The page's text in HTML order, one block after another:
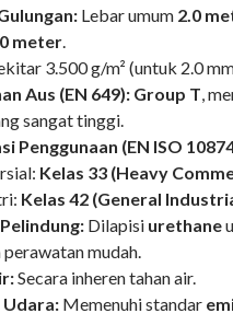
Lebar umum 2.0
meter.
3.500 g/m² (untuk 2.0
Aus (EN 649): Group T,
sangat tinggi.
Penggunaan (EN ISO
Kelas 33 (Heavy
Kelas 42 (General
Dilapisi urethane
perawatan mudah.
Secara inheren tahan air.
Memenuhi standar